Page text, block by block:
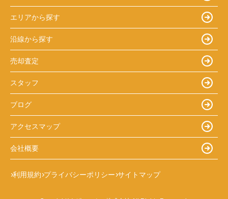
エリアから探す
沿線から探す
売却査定
スタッフ
ブログ
アクセスマップ
会社概要
利用規約 プライバシーポリシー サイトマップ